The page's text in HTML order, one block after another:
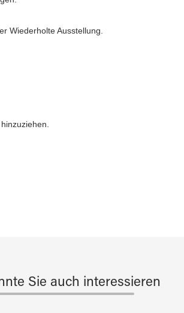
Wiederholte Ausstellung.
Sie auch interessieren